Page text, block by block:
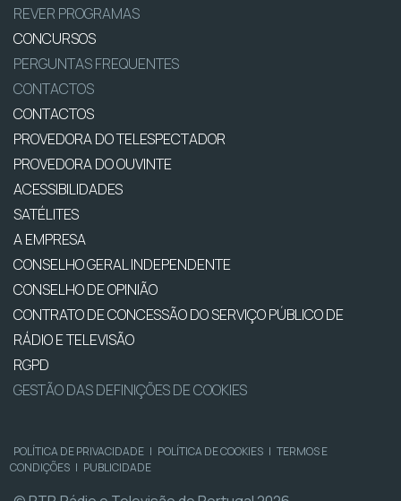
REVER PROGRAMAS
CONCURSOS
PERGUNTAS FREQUENTES
CONTACTOS
CONTACTOS
PROVEDORA DO TELESPECTADOR
PROVEDORA DO OUVINTE
ACESSIBILIDADES
SATÉLITES
A EMPRESA
CONSELHO GERAL INDEPENDENTE
CONSELHO DE OPINIÃO
CONTRATO DE CONCESSÃO DO SERVIÇO PÚBLICO DE
RÁDIO E TELEVISÃO
RGPD
GESTÃO DAS DEFINIÇÕES DE COOKIES
POLÍTICA DE PRIVACIDADE | POLÍTICA DE COOKIES | TERMOS E
CONDIÇÕES | PUBLICIDADE